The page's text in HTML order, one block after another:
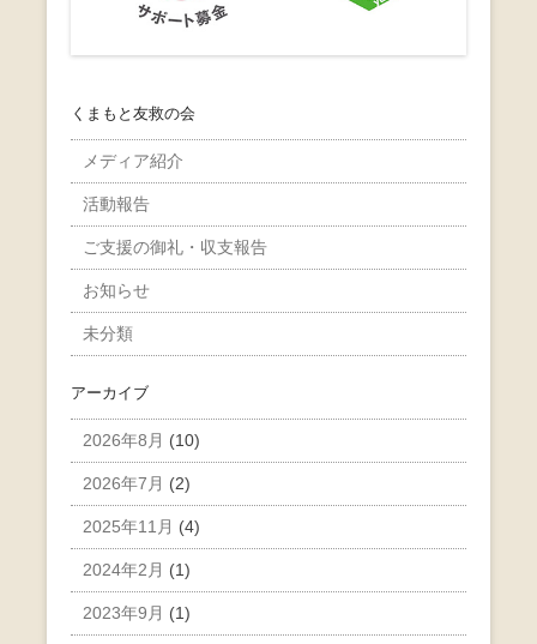
くまもと友救の会
メディア紹介
活動報告
ご支援の御礼・収支報告
お知らせ
未分類
アーカイブ
2026年8月 (10)
2026年7月 (2)
2025年11月 (4)
2024年2月 (1)
2023年9月 (1)